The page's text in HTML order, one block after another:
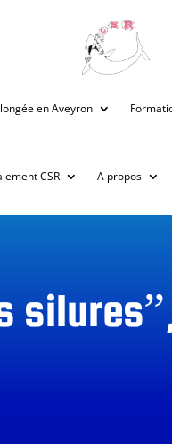
en Aveyron
CSR A propos